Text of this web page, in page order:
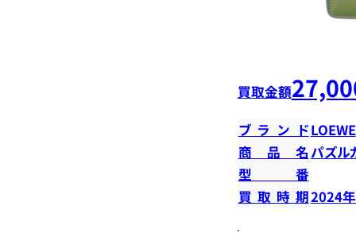
買取金額
ブランドLOEWE
商品名 パズル
型番
買取時期2024